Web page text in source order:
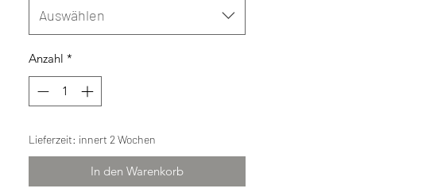
Auswählen
Anzahl *
Lieferzeit: innert 2 Wochen
In den Warenkorb